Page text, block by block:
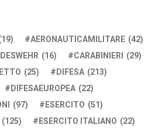
AERONAUTICAMILITARE (42)
(16) CARABINIERI (29)
(25) DIFESA (213)
DIFESAEUROPEA (22)
(97) ESERCITO (51)
(125) ESERCITO ITALIANO (22)